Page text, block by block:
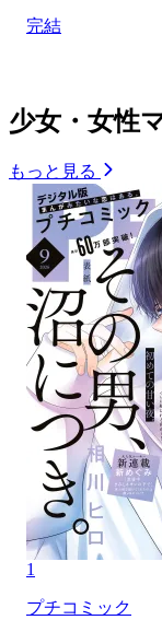
完結
少女・女性
もっと見る
1
プチコミック